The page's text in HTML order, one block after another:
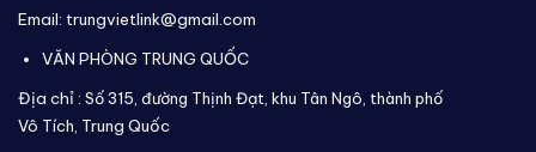
Email: trungvietlink@gmail.com
VĂN PHÒNG TRUNG QUỐC
Địa chỉ : Số 315, đường Thịnh Đạt, khu Tân Ngô, thành phố
Vô Tích, Trung Quốc